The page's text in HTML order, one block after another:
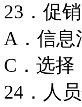
23．促
A
C
24．人